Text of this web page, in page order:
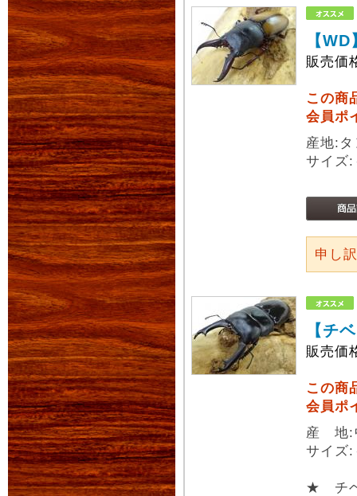
【
販売価
この商
会員ポ
産地:
サイ
申し
【チ
販売価
この商
会員ポ
産 地:
サイ
★ チ